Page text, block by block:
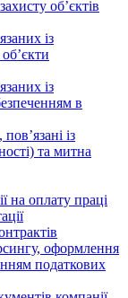
об’єктів
із
із
в
із
та митна
на оплату праці
оформлення
податкових